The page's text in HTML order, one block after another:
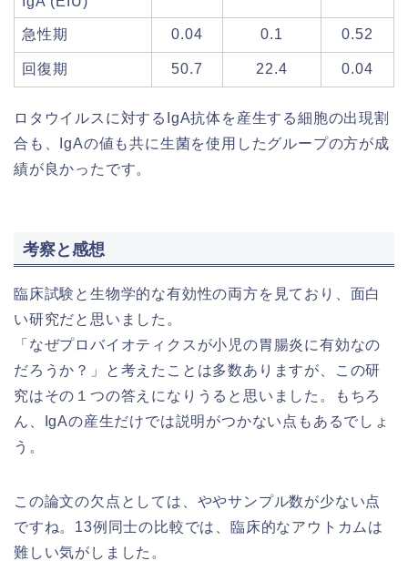
急性期 0.04 0.1 0.52
回復期 50.7 22.4 0.04
ロタウイルスに対するIgA抗体を産生する細胞の出現割
合も、IgAの値も共に生菌を使用したグループの方が成
績が良かったです。
考察と感想
臨床試験と生物学的な有効性の両方を見ており、面白
い研究だと思いました。
「なぜプロバイオティクスが小児の胃腸炎に有効なの
だろうか？」と考えたことは多数ありますが、この研
究はその１つの答えになりうると思いました。もちろ
ん、IgAの産生だけでは説明がつかない点もあるでしょ
う。
この論文の欠点としては、ややサンプル数が少ない点
ですね。13例同士の比較では、臨床的なアウトカムは
難しい気がしました。